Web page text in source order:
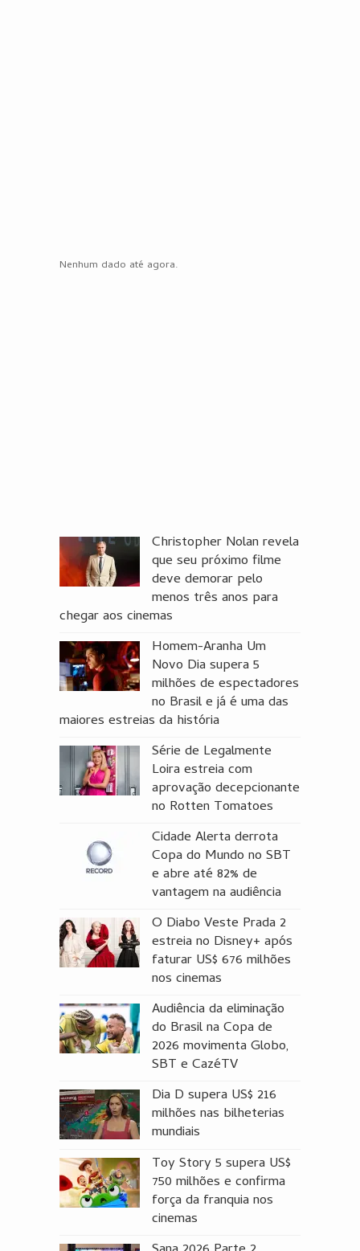
Nenhum dado até agora.
Christopher Nolan revela
que seu próximo filme
deve demorar pelo
menos três anos para
chegar aos cinemas
Homem-Aranha Um
Novo Dia supera 5
milhões de espectadores
no Brasil e já é uma das
maiores estreias da história
Série de Legalmente
Loira estreia com
aprovação decepcionante
no Rotten Tomatoes
Cidade Alerta derrota
Copa do Mundo no SBT
e abre até 82% de
vantagem na audiência
O Diabo Veste Prada 2
estreia no Disney+ após
faturar US$ 676 milhões
nos cinemas
Audiência da eliminação
do Brasil na Copa de
2026 movimenta Globo,
SBT e CazéTV
Dia D supera US$ 216
milhões nas bilheterias
mundiais
Toy Story 5 supera US$
750 milhões e confirma
força da franquia nos
cinemas